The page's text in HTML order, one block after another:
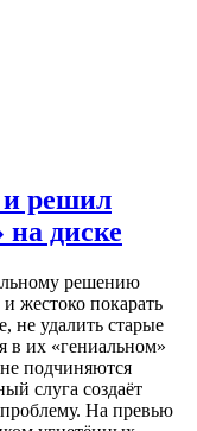
и решил
диске
решению
жестоко покарать
не удалить старые
в их «гениальном»
подчиняются
слуга создаёт
На превью